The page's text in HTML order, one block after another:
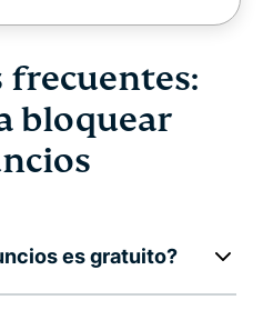
frecuentes:
bloquear
es gratuito?